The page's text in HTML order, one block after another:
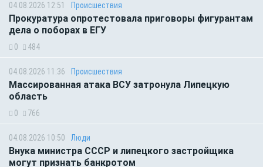
04.08.2026 12:51 Происшествия
Прокуратура опротестовала приговоры фигурантам
дела о поборах в ЕГУ
0 484
04.08.2026 11:36 Происшествия
Массированная атака ВСУ затронула Липецкую
область
0 766
04.08.2026 10:50 Люди
Внука министра СССР и липецкого застройщика
могут признать банкротом